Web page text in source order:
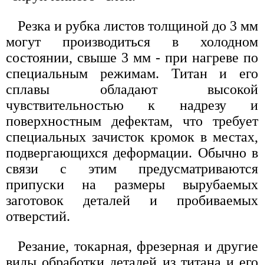
Резка и рубка листов толщиной до 3 мм
могут производиться в холодном
состоянии, свыше 3 мм - при нагреве по
специальным режимам. Титан и его
сплавы обладают высокой
чувствительностью к надрезу и
поверхностным дефектам, что требует
специальных зачисток кромок в местах,
подвергающихся деформации. Обычно в
связи с этим предусматриваются
припуски на размеры вырубаемых
заготовок деталей и пробиваемых
отверстий.
Резание, токарная, фрезерная и другие